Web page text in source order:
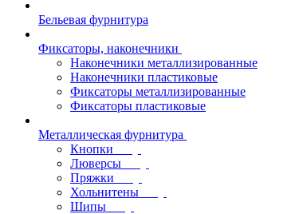
Бельевая фурнитура
Фиксаторы, наконечники
Наконечники металлизированные
Наконечники пластиковые
Фиксаторы металлизированные
Фиксаторы пластиковые
Металлическая фурнитура
Кнопки
Люверсы
Пряжки
Хольнитены
Шипы